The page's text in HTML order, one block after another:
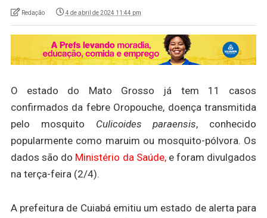
Redação 4 de abril de 2024 11:44 pm
O estado do Mato Grosso já tem 11 casos
confirmados da febre Oropouche, doença transmitida
pelo mosquito Culicoides paraensis, conhecido
popularmente como maruim ou mosquito-pólvora. Os
dados são do Ministério da Saúde,e foram divulgados
na terça-feira (2/4).
A prefeitura de Cuiabá emitiu um estado de alerta para